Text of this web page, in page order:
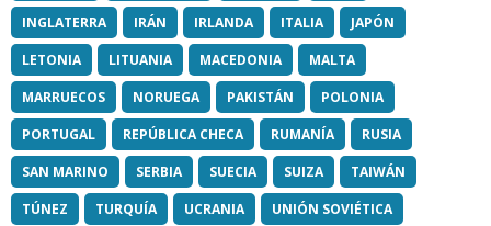
INGLATERRA
IRÁN IRLANDA ITALIA
JAPÓN
LETONIA
LITUANIA MACEDONIA
MALTA
MARRUECOS
NORUEGA PAKISTÁN
POLONIA
PORTUGAL
REPÚBLICA CHECA RUMANÍA
RUSIA
SAN MARINO
SERBIA SUECIA SUIZA
TAIWÁN
TÚNEZ
TURQUÍA UCRANIA UNIÓN SOVIÉTICA